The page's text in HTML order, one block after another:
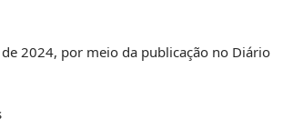
2024, por meio da publicação no Diário